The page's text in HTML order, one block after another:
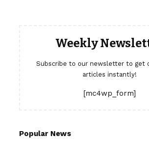
Weekly
Subscribe to our newsletter to get
articles instantly!
[mc4wp_form]
Popular News